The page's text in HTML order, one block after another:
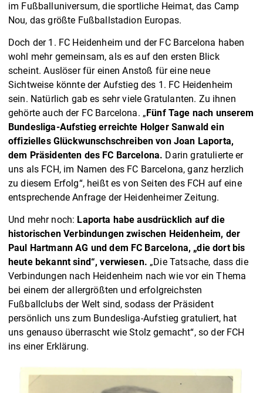
im Fußballuniversum, die sportliche Heimat, das Camp
Nou, das größte Fußballstadion Europas.
Doch der 1. FC Heidenheim und der FC Barcelona haben
wohl mehr gemeinsam, als es auf den ersten Blick
scheint. Auslöser für einen Anstoß für eine neue
Sichtweise könnte der Aufstieg des 1. FC Heidenheim
sein. Natürlich gab es sehr viele Gratulanten. Zu ihnen
gehörte auch der FC Barcelona. „Fünf Tage nach unserem
Bundesliga-Aufstieg erreichte Holger Sanwald ein
offizielles Glückwunschschreiben von Joan Laporta,
dem Präsidenten des FC Barcelona. Darin gratulierte er
uns als FCH, im Namen des FC Barcelona, ganz herzlich
zu diesem Erfolg“, heißt es von Seiten des FCH auf eine
entsprechende Anfrage der Heidenheimer Zeitung.
Und mehr noch: Laporta habe ausdrücklich auf die
historischen Verbindungen zwischen Heidenheim, der
Paul Hartmann AG und dem FC Barcelona, „die dort bis
heute bekannt sind“, verwiesen. „Die Tatsache, dass die
Verbindungen nach Heidenheim nach wie vor ein Thema
bei einem der allergrößten und erfolgreichsten
Fußballclubs der Welt sind, sodass der Präsident
persönlich uns zum Bundesliga-Aufstieg gratuliert, hat
uns genauso überrascht wie Stolz gemacht“, so der FCH
ins einer Erklärung.